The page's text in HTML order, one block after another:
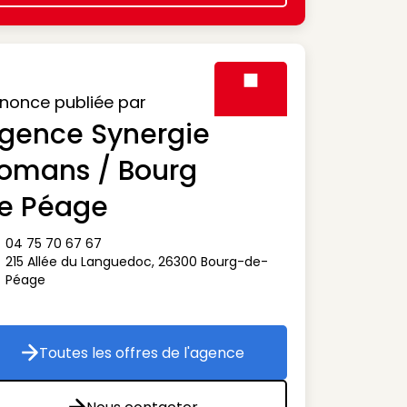
publiée par
Synergie
/ Bourg
Péage
téléphone
04 75 70 67 67
adresse
215 Allée du Languedoc, 26300 Bourg-de-
Péage
Toutes les offres de l'agence
Toutes les offres de l'agence